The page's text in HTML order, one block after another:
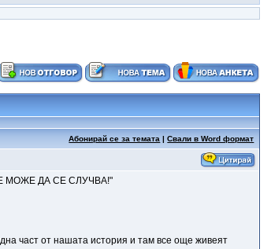
Абонирай се за темата |Свали в Word формат
МОЖЕ ДА СЕ СЛУЧВА!"
част от нашата история и там все още живеят